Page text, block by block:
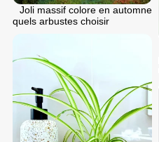
Joli massif colore en automne
quels arbustes choisir